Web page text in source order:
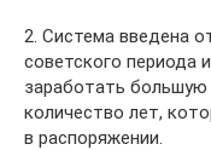
2. Система введена
советского периода
заработать
количество лет,
в распоряжении.